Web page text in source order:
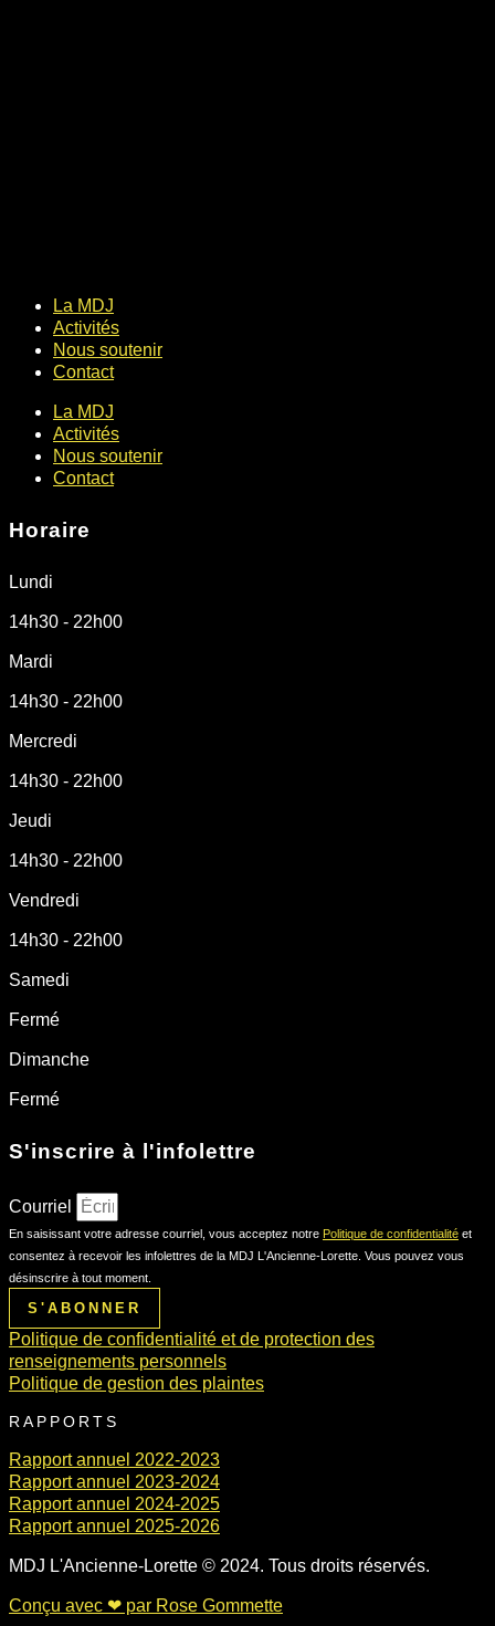
La MDJ
Activités
Nous soutenir
Contact
La MDJ
Activités
Nous soutenir
Contact
Horaire
Lundi
14h30 - 22h00
Mardi
14h30 - 22h00
Mercredi
14h30 - 22h00
Jeudi
14h30 - 22h00
Vendredi
14h30 - 22h00
Samedi
Fermé
Dimanche
Fermé
S'inscrire à l'infolettre
Courriel
En saisissant votre adresse courriel, vous acceptez notre Politique de confidentialité et
consentez à recevoir les infolettres de la MDJ L'Ancienne-Lorette. Vous pouvez vous
désinscrire à tout moment.
S'ABONNER
Politique de confidentialité et de protection des
renseignements personnels
Politique de gestion des plaintes
RAPPORTS
Rapport annuel 2022-2023
Rapport annuel 2023-2024
Rapport annuel 2024-2025
Rapport annuel 2025-2026
MDJ L'Ancienne-Lorette © 2024. Tous droits réservés.
Conçu avec ❤ par Rose Gommette